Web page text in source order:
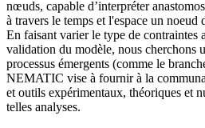
nœuds, capable d’interpréter
à travers le temps et l'espace un noeud
En faisant varier le type de contraintes
validation du modèle, nous cherchons
processus émergents (comme le
NEMATIC vise à fournir à la
et outils expérimentaux, théoriques et
telles analyses.